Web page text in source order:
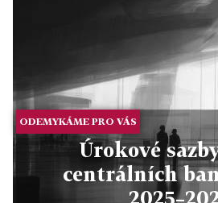
ODEMYKÁME PRO VÁS
Úrokové
centrálních